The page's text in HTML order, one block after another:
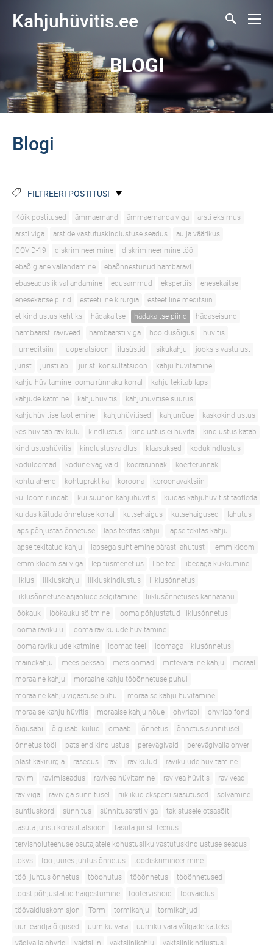
Kahjuhüvitis.ee
BLOGI
Blogi
FILTREERI POSTITUSI
Kõik postitused ämmaemand ämmaemanda viga
arsti eksimus
arsti viga
arstide vastutuskindlustuse seadus
au ja väärikus
COVID-19
diskrimineerimine
diskrimineerimine tööl
ebaõiglane vallandamine
ebaõnnestunud hambaravi
ebaseaduslik vallandamine
edusammud ekspertiis
enesekaitse
enesekaitse piirid
esteetiline kirurgia
esteetiline meditsiin
et kindlustus kehtiks
hädakaitse hädakaitse piirid
hädaseisund
hambaarsti ravivead
hambaarsti viga hooldusõigus
hüvitis
ilumeditsiin
iluoperatsioon ilusüstid isikukahju
jooksis vastu ust
jurist
juristi abi juristi konsultatsioon
kahju hüvitamine
kahju hüvitamine looma rünnaku korral
kahju tekitab laps
kahjude katmine
kahjuhüvitis
kahjuhüvitise suurus
kahjuhüvitise taotlemine
kahjuhüvitised kahjunõue
kaskokindlustus
kes hüvitab ravikulu
kindlustus kindlustus ei hüvita
kindlustus katab
kindlustushüvitis
kindlustusvaidlus klaasuksed
kodukindlustus
koduloomad
kodune vägivald koerarünnak
koerterünnak
kohtulahend
kohtupraktika koroona
koroonavaktsiin
kui loom ründab
kui suur on kahjuhüvitis
kuidas kahjuhüvitist taotleda
kuidas käituda õnnetuse korral
kutsehaigus kutsehaigused
lahutus
laps põhjustas õnnetuse
laps tekitas kahju
lapse tekitas kahju
lapse tekitatud kahju
lapsega suhtlemine pärast lahutust
lemmikloom
lemmikloom sai viga
lepitusmenetlus libe tee
libedaga kukkumine
liiklus
liikluskahju liikluskindlustus
liiklusõnnetus
liiklusõnnetuse asjaolude selgitamine
liiklusõnnetuses kannatanu
löökauk
löökauku sõitmine
looma põhjustatud liiklusõnnetus
looma ravikulu
looma ravikulude hüvitamine
looma ravikulude katmine
loomad teel
loomaga liiklusõnnetus
mainekahju
mees peksab metsloomad mittevaraline kahju
moraal
moraalne kahju
moraalne kahju tööõnnetuse puhul
moraalne kahju vigastuse puhul
moraalse kahju hüvitamine
moraalse kahju hüvitis
moraalse kahju nõue ohvriabi
ohvriabifond
õigusabi
õigusabi kulud omaabi õnnetus
õnnetus sünnitusel
õnnetus tööl
patsiendikindlustus perevägivald
perevägivalla ohver
plastikakirurgia
rasedus ravi ravikulud
ravikulude hüvitamine
ravim
ravimiseadus ravivea hüvitamine ravivea hüvitis
ravivead
raviviga
raviviga sünnitusel riiklikud ekspertiisiasutused
solvamine
suhtluskord
sünnitus sünnitusarsti viga
takistusele otsasõit
tasuta juristi konsultatsioon
tasuta juristi teenus
tervishoiuteenuse osutajatele kohustusliku vastutuskindlustuse seadus
tokvs
töö juures juhtus õnnetus
töödiskrimineerimine
tööl juhtus õnnetus
tööohutus tööõnnetus
tööõnnetused
tööst põhjustatud haigestumine
töötervishoid
töövaidlus
töövaidluskomisjon
Torm tormikahju
tormikahjud
üürileandja õigused
üürniku vara
üürniku vara võlgade katteks
vägivalla ohvrid
vaktsiiin vaktsiinikahju
vaktsiinikindlustus